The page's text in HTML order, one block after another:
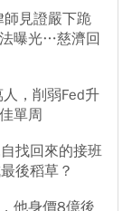
見證嚴下跪
曝光…慈濟回
，削弱Fed升
單周
找回來的接班
後稻草？